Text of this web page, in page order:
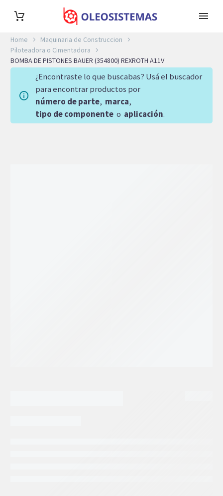
Home
Maquinaria de Construccion
Piloteadora o Cimentadora
BOMBA DE PISTONES BAUER (354800) REXROTH A11V
¿Encontraste lo que buscabas? Usá el buscador
para encontrar productos por
número de parte, marca,
tipo de componente o aplicación.